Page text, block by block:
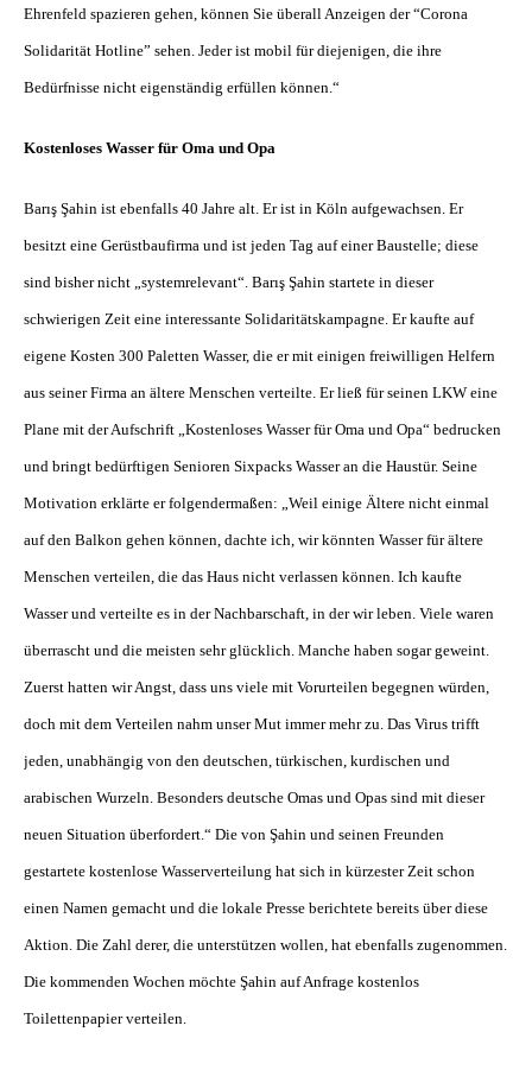
Ehrenfeld spazieren gehen, können Sie überall Anzeigen der “Corona
Solidarität Hotline” sehen. Jeder ist mobil für diejenigen, die ihre
Bedürfnisse nicht eigenständig erfüllen können.“
Kostenloses Wasser für Oma und Opa
Barış Şahin ist ebenfalls 40 Jahre alt. Er ist in Köln aufgewachsen. Er
besitzt eine Gerüstbaufirma und ist jeden Tag auf einer Baustelle; diese
sind bisher nicht „systemrelevant“. Barış Şahin startete in dieser
schwierigen Zeit eine interessante Solidaritätskampagne. Er kaufte auf
eigene Kosten 300 Paletten Wasser, die er mit einigen freiwilligen Helfern
aus seiner Firma an ältere Menschen verteilte. Er ließ für seinen LKW eine
Plane mit der Aufschrift „Kostenloses Wasser für Oma und Opa“ bedrucken
und bringt bedürftigen Senioren Sixpacks Wasser an die Haustür. Seine
Motivation erklärte er folgendermaßen: „Weil einige Ältere nicht einmal
auf den Balkon gehen können, dachte ich, wir könnten Wasser für ältere
Menschen verteilen, die das Haus nicht verlassen können. Ich kaufte
Wasser und verteilte es in der Nachbarschaft, in der wir leben. Viele waren
überrascht und die meisten sehr glücklich. Manche haben sogar geweint.
Zuerst hatten wir Angst, dass uns viele mit Vorurteilen begegnen würden,
doch mit dem Verteilen nahm unser Mut immer mehr zu. Das Virus trifft
jeden, unabhängig von den deutschen, türkischen, kurdischen und
arabischen Wurzeln. Besonders deutsche Omas und Opas sind mit dieser
neuen Situation überfordert.“ Die von Şahin und seinen Freunden
gestartete kostenlose Wasserverteilung hat sich in kürzester Zeit schon
einen Namen gemacht und die lokale Presse berichtete bereits über diese
Aktion. Die Zahl derer, die unterstützen wollen, hat ebenfalls zugenommen.
Die kommenden Wochen möchte Şahin auf Anfrage kostenlos
Toilettenpapier verteilen.